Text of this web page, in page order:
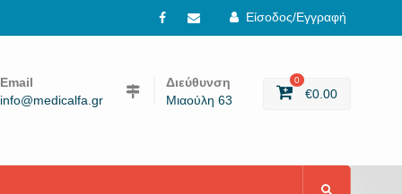
Είσοδος/Εγγραφή
Facebook
email
Email
info@medicalfa.gr
Διεύθυνση
Μιαούλη 63
0
€0.00